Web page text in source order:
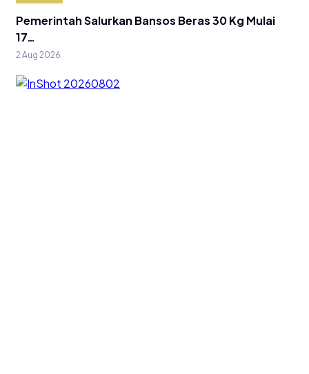
Pemerintah Salurkan Bansos Beras 30 Kg Mulai
17…
2 Aug 2026